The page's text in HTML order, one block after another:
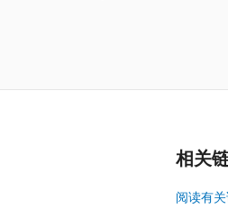
相关
阅读有